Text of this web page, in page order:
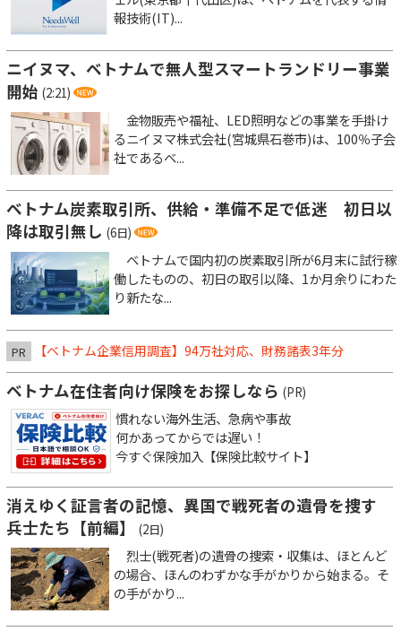
報技術(IT)...
ニイヌマ、ベトナムで無人型スマートランドリー事業
開始 (2:21)
金物販売や福祉、LED照明などの事業を手掛け
るニイヌマ株式会社(宮城県石巻市)は、100％子会
社であるベ...
ベトナム炭素取引所、供給・準備不足で低迷 初日以
降は取引無し (6日)
ベトナムで国内初の炭素取引所が6月末に試行稼
働したものの、初日の取引以降、1か月余りにわた
り新たな...
PR 【ベトナム企業信用調査】94万社対応、財務諸表3年分
ベトナム在住者向け保険をお探しなら (PR)
慣れない海外生活、急病や事故
何かあってからでは遅い！
今すぐ保険加入【保険比較サイト】
消えゆく証言者の記憶、異国で戦死者の遺骨を捜す
兵士たち【前編】
(2日)
烈士(戦死者)の遺骨の捜索・収集は、ほとんど
の場合、ほんのわずかな手がかりから始まる。そ
の手がかり...